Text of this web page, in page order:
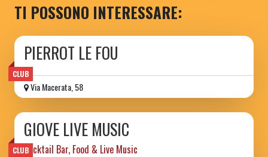
TI POSSONO INTERESSARE:
CLUB
PIERROT LE FOU
Via Macerata, 58
CLUB
GIOVE LIVE MUSIC
Cocktail Bar, Food & Live Music